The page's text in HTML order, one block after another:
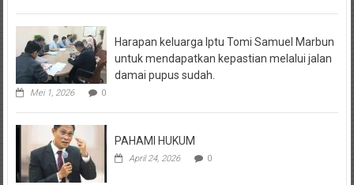
Harapan keluarga Iptu Tomi Samuel Marbun
untuk mendapatkan kepastian melalui jalan
damai pupus sudah.
Mei 1, 2026 0
PAHAMI HUKUM
April 24, 2026 0